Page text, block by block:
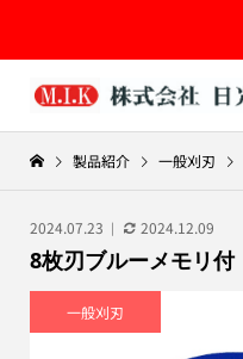
製品紹介 一般刈刃
2024.07.23 2024.12.09
8枚刃ブルーメモリ付
一般刈刃